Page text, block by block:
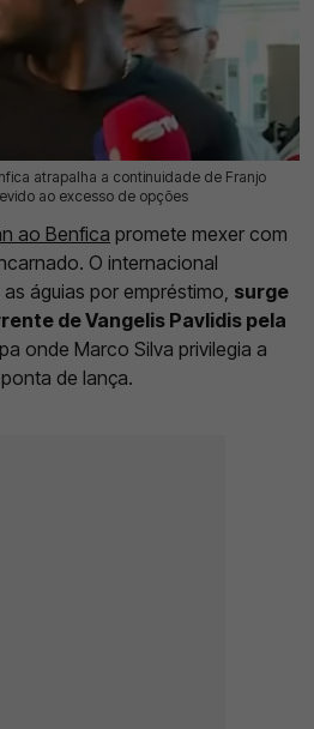
atrapalha a continuidade de Franjo
ao excesso de opções
ao Benfica promete mexer com
O internacional
águias por empréstimo, surge
de Vangelis Pavlidis pela
onde Marco Silva privilegia a
de lança.